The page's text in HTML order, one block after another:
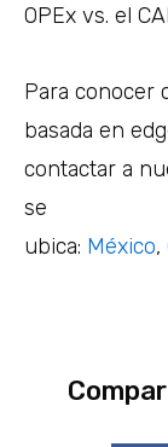
OPEx vs. el
Para conocer
basada en
contactar a
se
ubica: México,